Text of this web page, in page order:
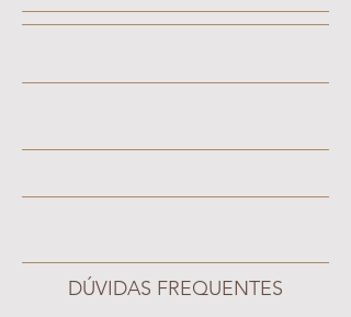
DÚVIDAS FREQUENTES